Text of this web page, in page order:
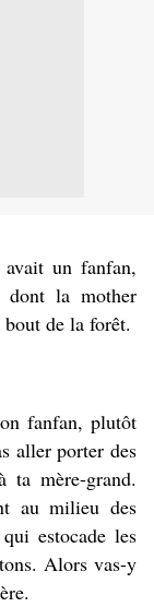
avait un fanfan,
dont la mother
de la forêt.
fanfan, plutôt
aller porter des
mère-grand.
au milieu des
estocade les
Alors vas-y